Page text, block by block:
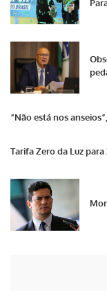
“Não está nos
Tarifa Zero da Luz